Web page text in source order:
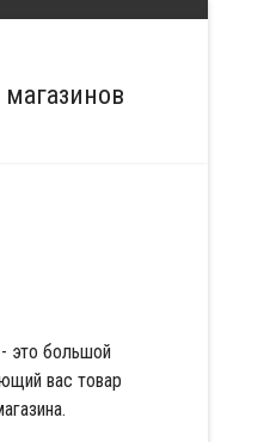
магазинов
это большой
вас товар